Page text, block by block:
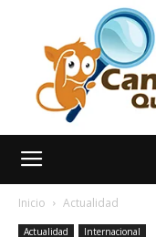
Inicio Actualidad
Actualidad Internacional